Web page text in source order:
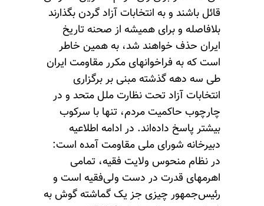
قائل باشند و به انتخابات آزاد گردن بگذارند
بلافاصله و برای همیشه از صحنه تاریخ
ایران حذف خواهند شد، به همین خاطر
است که به فراخوانهای مکرر مقاومت ایران
طی سه دهه گذشته مبنی بر برگزاری
انتخابات آزاد تحت نظارت ملل متحد و در
چارچوب حاکمیت مردم، تنها با سرکوب
بیشتر پاسخ داده‌اند. در ادامه اطلاعیه
دبیرخانه شورای ملی مقاومت آمده است:
در نظام منحوس ولایت فقیه، تمامی
اهرمهای قدرت در دست ولی‌فقیه است و
رئیس‌جمهور چیزی جز یک گماشته گوش به